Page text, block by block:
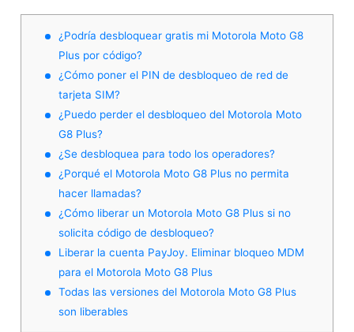
¿Podría desbloquear gratis mi Motorola Moto G8
Plus por código?
¿Cómo poner el PIN de desbloqueo de red de
tarjeta SIM?
¿Puedo perder el desbloqueo del Motorola Moto
G8 Plus?
¿Se desbloquea para todo los operadores?
¿Porqué el Motorola Moto G8 Plus no permita
hacer llamadas?
¿Cómo liberar un Motorola Moto G8 Plus si no
solicita código de desbloqueo?
Liberar la cuenta PayJoy. Eliminar bloqueo MDM
para el Motorola Moto G8 Plus
Todas las versiones del Motorola Moto G8 Plus
son liberables